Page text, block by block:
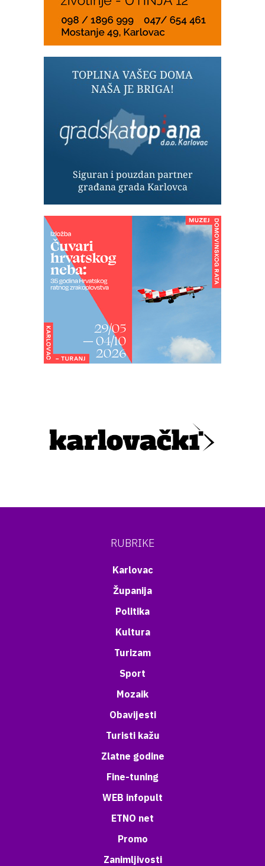
RUBRIKE
Karlovac
Županija
Politika
Kultura
Turizam
Sport
Mozaik
Obavijesti
Turisti kažu
Zlatne godine
Fine-tuning
WEB infopult
ETNO net
Promo
Zanimljivosti